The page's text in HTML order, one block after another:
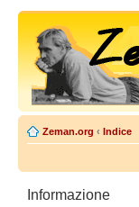
Zeman.org ‹ Indice
Informazione